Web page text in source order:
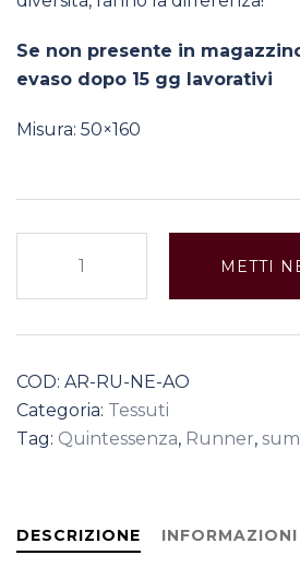
Se non presente in
evaso dopo 15 gg lavorativi
Misura: 50×160
Runner
quantità
METTI
COD: AR-RU-NE-AO
Categoria: Tessuti
Tag: Quintessenza, Runner,
DESCRIZIONE